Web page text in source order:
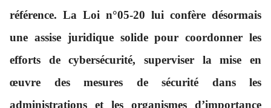
référence. La Loi n°05-20 lui confère désormais
une assise juridique solide pour coordonner les
efforts de cybersécurité, superviser la mise en
œuvre des mesures de sécurité dans les
administrations et lesorganismes d’importance